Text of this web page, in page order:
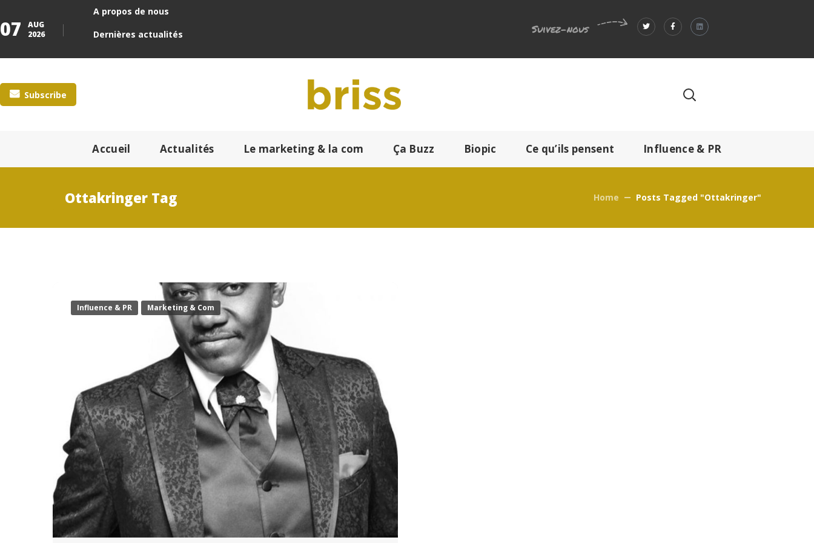
07
AUG
2026
A propos de nous
Dernières actualités
Suivez-nous
Subscribe
Accueil Actualités Le marketing & la com Ça Buzz Biopic Ce qu’ils pensent Influence & PR
Ottakringer Tag Home Posts Tagged "Ottakringer"
Influence & PR Marketing & Com